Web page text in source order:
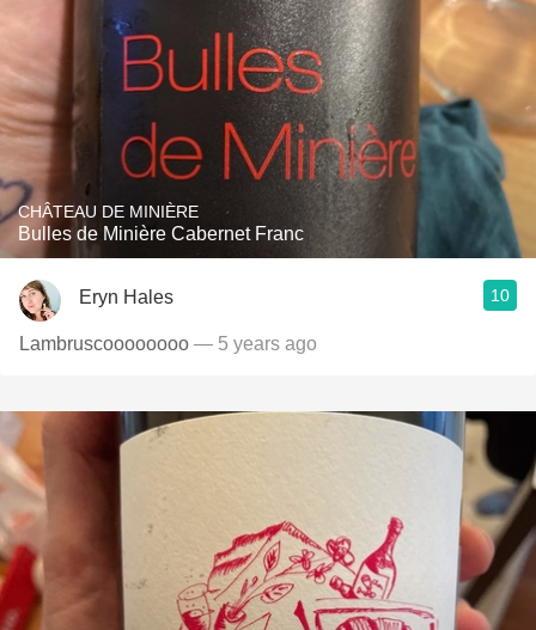
CHÂTEAU DE MINIÈRE
Bulles de Minière Cabernet Franc
Eryn Hales 10
Lambruscoooooooo — 5 years ago